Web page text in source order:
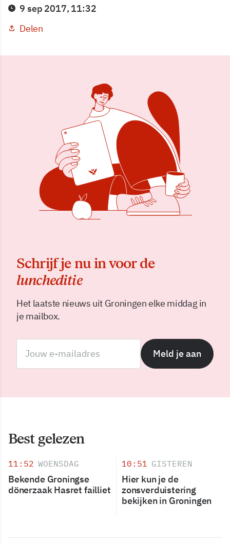
9 sep 2017, 11:32
Delen
Schrijf je nu in voor de
luncheditie
Het laatste nieuws uit Groningen elke middag in
je mailbox.
Meld je aan
Best gelezen
11:52 WOENSDAG
Bekende Groningse
dönerzaak Hasret failliet
10:51 GISTEREN
Hier kun je de
zonsverduistering
bekijken in Groningen